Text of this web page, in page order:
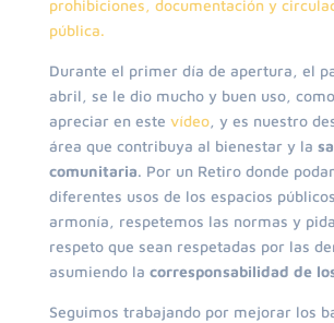
prohibiciones, documentación y
pública.
Durante el primer día de apertura, el
abril, se le dio mucho y buen uso,
apreciar en este vídeo, y es nuestro
área que contribuya al bienestar y la
comunitaria. Por un Retiro donde
diferentes usos de los espacios
armonía, respetemos las normas y
respeto que sean respetadas por las
asumiendo la corresponsabilidad de
Seguimos trabajando por mejorar los